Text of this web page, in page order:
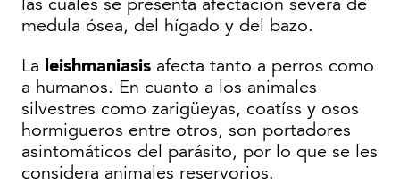
las cuales se presenta afectación severa de
medula ósea, del hígado y del bazo.
La leishmaniasis afecta tanto a perros como
a humanos. En cuanto a los animales
silvestres como zarigüeyas, coatíss y osos
hormigueros entre otros, son portadores
asintomáticos del parásito, por lo que se les
considera animales reservorios.